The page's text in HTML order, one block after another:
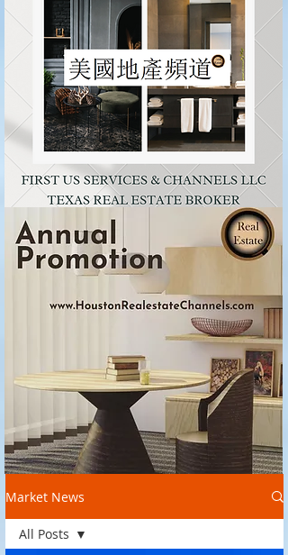
Market News
All Posts